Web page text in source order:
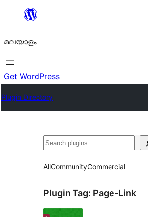
ഉള്ളടക്കത്തിലേക്ക്
മലയാളം
Get WordPress
Plugin Directory
തിരയുക
AllCommunityCommercial
Plugin Tag: Page-Link